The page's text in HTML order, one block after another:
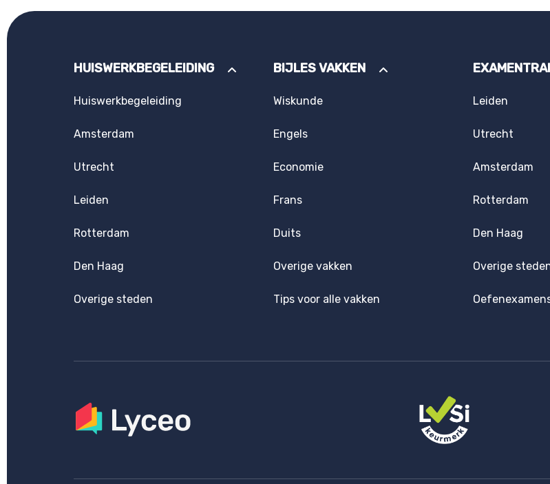
HUISWERKBEGELEIDING
Huiswerkbegeleiding
Amsterdam
Utrecht
Leiden
Rotterdam
Den Haag
Overige steden
BIJLES VAKKEN
Wiskunde
Engels
Economie
Frans
Duits
Overige vakken
Tips voor alle vakken
Leiden
Utrecht
Amsterdam
Rotterdam
Den Haag
Overige